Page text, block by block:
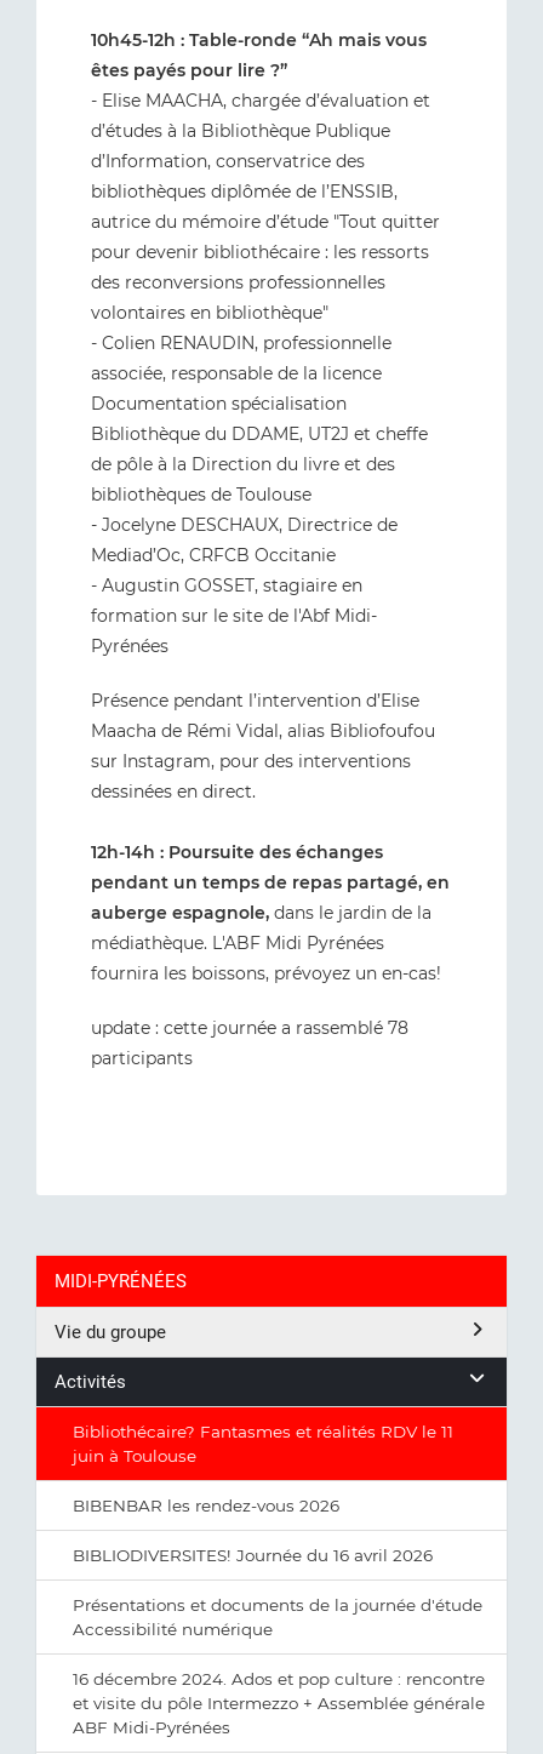
10h45-12h : Table-ronde “Ah mais vous
êtes payés pour lire ?”
- Elise MAACHA, chargée d’évaluation et
d’études à la Bibliothèque Publique
d’Information, conservatrice des
bibliothèques diplômée de l’ENSSIB,
autrice du mémoire d’étude "Tout quitter
pour devenir bibliothécaire : les ressorts
des reconversions professionnelles
volontaires en bibliothèque"
- Colien RENAUDIN, professionnelle
associée, responsable de la licence
Documentation spécialisation
Bibliothèque du DDAME, UT2J et cheffe
de pôle à la Direction du livre et des
bibliothèques de Toulouse
- Jocelyne DESCHAUX, Directrice de
Mediad’Oc, CRFCB Occitanie
- Augustin GOSSET, stagiaire en
formation sur le site de l'Abf Midi-
Pyrénées
Présence pendant l’intervention d’Elise
Maacha de Rémi Vidal, alias Bibliofoufou
sur Instagram, pour des interventions
dessinées en direct.
12h-14h : Poursuite des échanges
pendant un temps de repas partagé, en
auberge espagnole, dans le jardin de la
médiathèque. L'ABF Midi Pyrénées
fournira les boissons, prévoyez un en-cas!
update : cette journée a rassemblé 78
participants
MIDI-PYRÉNÉES
Vie du groupe
Activités
Bibliothécaire? Fantasmes et réalités RDV le 11
juin à Toulouse
BIBENBAR les rendez-vous 2026
BIBLIODIVERSITES! Journée du 16 avril 2026
Présentations et documents de la journée d'étude
Accessibilité numérique
16 décembre 2024. Ados et pop culture : rencontre
et visite du pôle Intermezzo + Assemblée générale
ABF Midi-Pyrénées